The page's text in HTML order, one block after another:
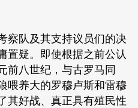
察队及其支持议员们的决
置疑。即使根据之前公认
前八世纪，与古罗马同
喂养大的罗穆卢斯和雷穆
其好战、真正具有殖民性